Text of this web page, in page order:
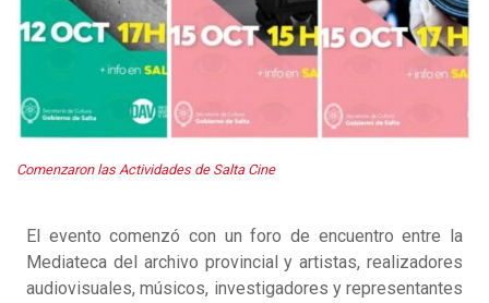
Comenzaron las Actividades de Salta Cine
El evento comenzó con un foro de encuentro entre la
Mediateca del archivo provincial y artistas, realizadores
audiovisuales, músicos, investigadores y representantes